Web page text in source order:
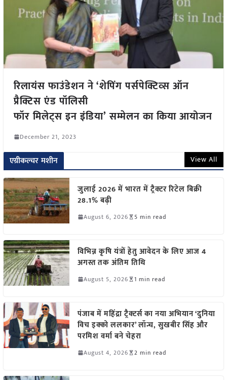
रिलायंस फाउंडेशन ने ‘शेपिंग पर्सपेक्टिव्स ऑन
प्रैक्टिस एंड पॉलिसी
फॉर मिलेट्स इन इंडिया’ सम्मेलन का किया आयोजन
December 21, 2023
एग्रीकल्चर मशीन View All
जुलाई 2026 में भारत में ट्रैक्टर रिटेल बिक्री
28.1% बढ़ी
August 6, 2026 5 min read
विभिन्न कृषि यंत्रों हेतु आवेदन के लिए आज 4
अगस्त तक अंतिम तिथि
August 5, 2026 1 min read
पंजाब में महिंद्रा ट्रैक्टर्स का नया अभियान ‘दुनिया
विच इक्को ललकार’ लॉन्च, सुखबीर सिंह और
परमिश वर्मा बने चेहरा
August 4, 2026 2 min read